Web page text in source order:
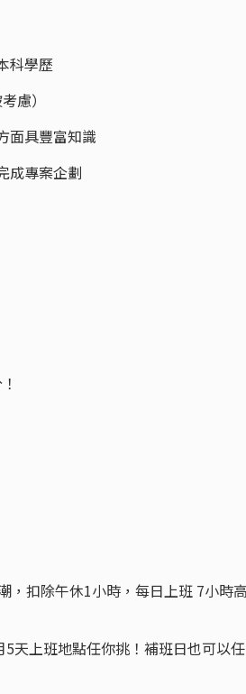
科學歷
慮）
面具豐富知識
成專案企劃
，扣除午休1小時，每日上班 7小時
天上班地點任你挑！補班日也可以